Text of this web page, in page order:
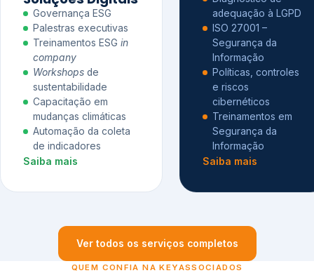
Governança ESG
Palestras executivas
Treinamentos ESG in
company
Workshops de
sustentabilidade
Capacitação em
mudanças climáticas
Automação da coleta
de indicadores
Saiba mais
adequação à LGPD
ISO 27001 –
Segurança da
Informação
Políticas, controles
e riscos
cibernéticos
Treinamentos em
Segurança da
Informação
Saiba mais
Ver todos os serviços completos
QUEM CONFIA NA KEYASSOCIADOS